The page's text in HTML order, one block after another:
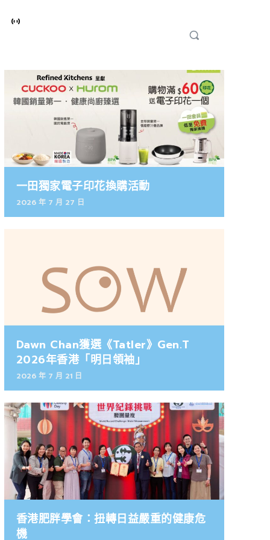
一田獨家電子印花換購活動
2026 年 7 月 27 日
Dawn Chan獲選《Tatler》Gen.T
2026年香港「明日領袖」
2026 年 7 月 21 日
香港肥胖學會：扭轉日益嚴重的健康危
機